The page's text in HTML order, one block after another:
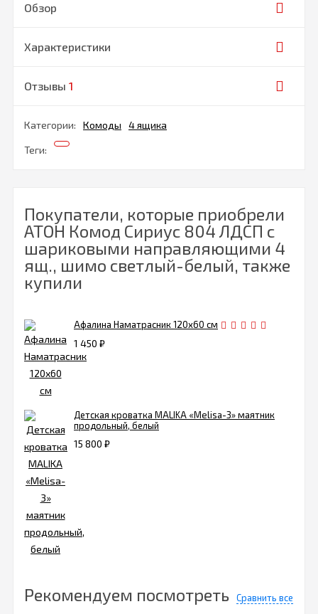
Обзор
Характеристики
Отзывы 1
Категории: Комоды 4 ящика
Теги:
Покупатели, которые приобрели
АТОН Комод Сириус 804 ЛДСП с
шариковыми направляющими 4
ящ., шимо светлый-белый, также
купили
Афалина Наматрасник 120х60 см
1 450 ₽
Детская кроватка MALIKA «Melisa-3» маятник
продольный, белый
15 800 ₽
Рекомендуем посмотреть Сравнить все